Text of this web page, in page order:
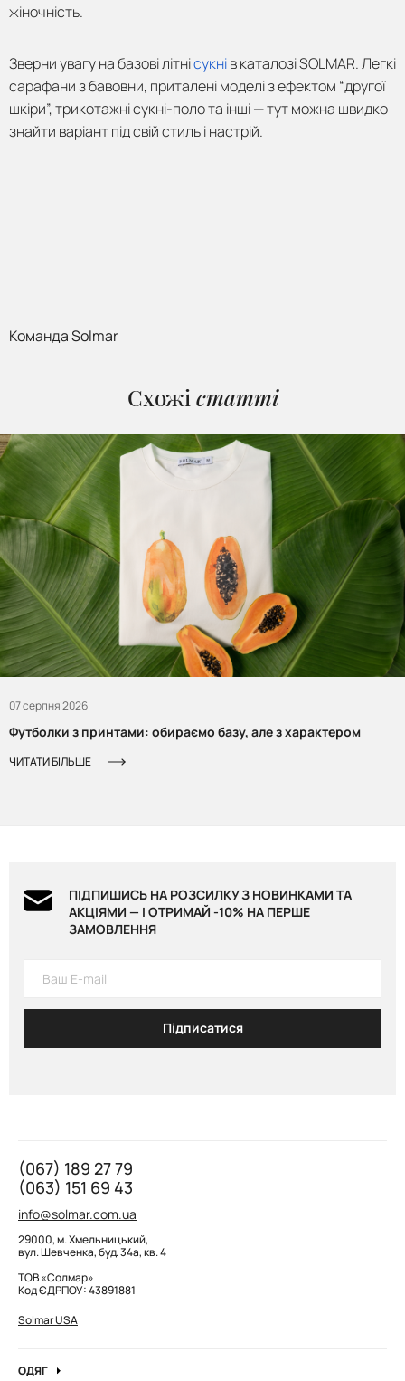
жіночність.
Зверни увагу на базові літнісукнів каталозі SOLMAR. Легкі
сарафани з бавовни, приталені моделі з ефектом “другої
шкіри”, трикотажні сукні-поло та інші — тут можна швидко
знайти варіант під свій стиль і настрій.
Команда Solmar
Схожі статті
07 серпня 2026
Футболки з принтами: обираємо базу, але з характером
ЧИТАТИ БІЛЬШЕ
ПІДПИШИСЬ НА РОЗСИЛКУ З НОВИНКАМИ ТА
АКЦІЯМИ — І ОТРИМАЙ -10% НА ПЕРШЕ
ЗАМОВЛЕННЯ
Підписатися
(067) 189 27 79
(063) 151 69 43
info@solmar.com.ua
29000, м. Хмельницький,
вул. Шевченка, буд. 34а, кв. 4
ТОВ «Солмар»
Код ЄДРПОУ: 43891881
Solmar USA
ОДЯГ